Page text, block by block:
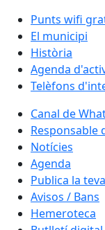
Punts wifi
El municipi
Història
Agenda
Telèfons
Canal de
Responsable
Notícies
Agenda
Publica la
Avisos / Bans
Hemeroteca